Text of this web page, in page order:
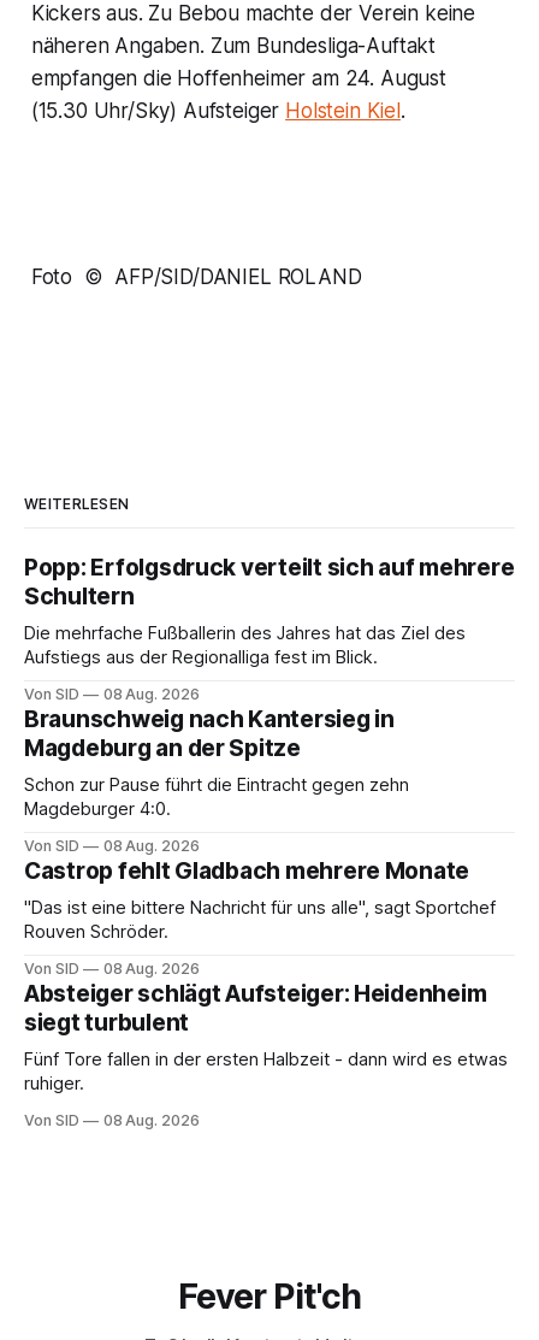
Kickers aus. Zu Bebou machte der Verein keine
näheren Angaben. Zum Bundesliga-Auftakt
empfangen die Hoffenheimer am 24. August
(15.30 Uhr/Sky) Aufsteiger Holstein Kiel .
Foto © AFP/SID/DANIEL ROLAND
WEITERLESEN
Popp: Erfolgsdruck verteilt sich auf mehrere
Schultern
Die mehrfache Fußballerin des Jahres hat das Ziel des
Aufstiegs aus der Regionalliga fest im Blick.
Von SID 08 Aug. 2026
Braunschweig nach Kantersieg in
Magdeburg an der Spitze
Schon zur Pause führt die Eintracht gegen zehn
Magdeburger 4:0.
Von SID 08 Aug. 2026
Castrop fehlt Gladbach mehrere Monate
"Das ist eine bittere Nachricht für uns alle", sagt Sportchef
Rouven Schröder.
Von SID 08 Aug. 2026
Absteiger schlägt Aufsteiger: Heidenheim
siegt turbulent
Fünf Tore fallen in der ersten Halbzeit - dann wird es etwas
ruhiger.
Von SID 08 Aug. 2026
Fever Pit'ch